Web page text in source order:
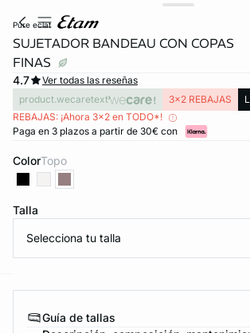
pure eclat
SUJETADOR BANDEAU CON COPAS
FINAS
4.7
Ver todas las reseñas
product.wecaretext
3x2 REBAJAS
REBAJAS: ¡Ahora 3x2 en TODO*!
Paga en 3 plazos a partir de 30€ con
Color topo
Talla
Selecciona tu talla
Guía de tallas